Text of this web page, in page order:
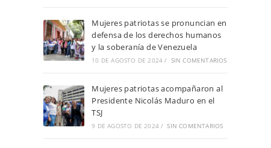
Mujeres patriotas se pronuncian en
defensa de los derechos humanos
y la soberanía de Venezuela
10 DE AGOSTO DE 2024 / SIN COMENTARIOS
Mujeres patriotas acompañaron al
Presidente Nicolás Maduro en el
TSJ
9 DE AGOSTO DE 2024 / SIN COMENTARIOS